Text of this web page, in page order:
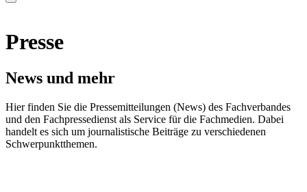
Presse
News und mehr
Hier finden Sie die Pressemitteilungen (News) des Fachverbandes
und den Fachpressedienst als Service für die Fachmedien. Dabei
handelt es sich um journalistische Beiträge zu verschiedenen
Schwerpunktthemen.